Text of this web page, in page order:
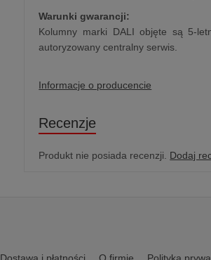
Warunki gwarancji:
Kolumny marki DALI objęte są 5-
autoryzowany centralny serwis.
Informacje o producencie
Recenzje
Produkt nie posiada recenzji. Dodaj
Dostawa i płatności O firmie Polityka